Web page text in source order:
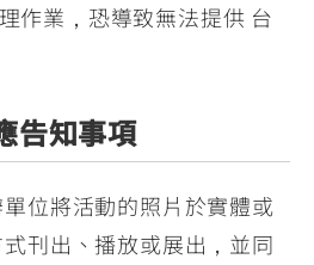
作業，恐導致無法提供 台
告知事項
位將活動的照片於實體或
刊出、播放或展出，並同